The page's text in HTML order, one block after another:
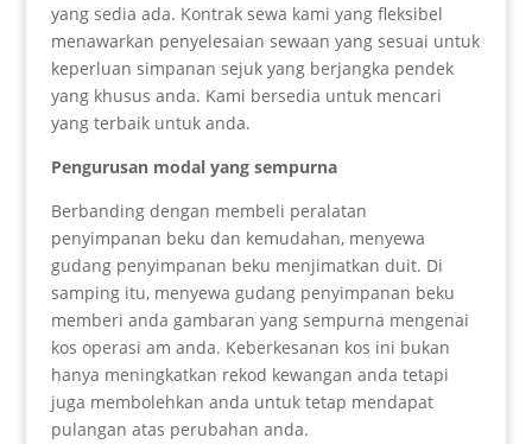
yang sedia ada. Kontrak sewa kami yang fleksibel
menawarkan penyelesaian sewaan yang sesuai untuk
keperluan simpanan sejuk yang berjangka pendek
yang khusus anda. Kami bersedia untuk mencari
yang terbaik untuk anda.
Pengurusan modal yang sempurna
Berbanding dengan membeli peralatan
penyimpanan beku dan kemudahan, menyewa
gudang penyimpanan beku menjimatkan duit. Di
samping itu, menyewa gudang penyimpanan beku
memberi anda gambaran yang sempurna mengenai
kos operasi am anda. Keberkesanan kos ini bukan
hanya meningkatkan rekod kewangan anda tetapi
juga membolehkan anda untuk tetap mendapat
pulangan atas perubahan anda.